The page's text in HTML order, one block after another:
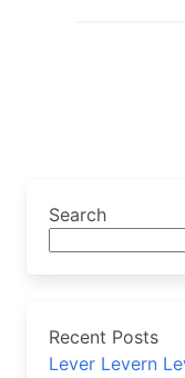
Search
Recent Posts
Lever Levern